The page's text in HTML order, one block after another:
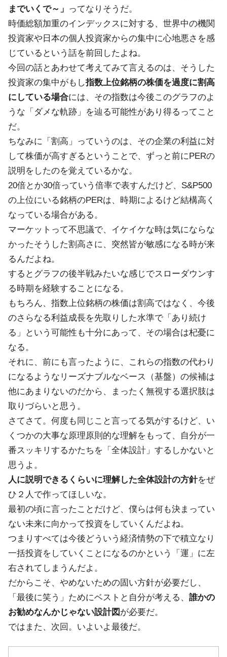
までいくで～」 ってなりそうだ。
時価総額加重のインデックスに対する、世界中の機関
投資家や日本の個人投資家からの集中に心地悪さを感
じているという話を前回したよね。
今回の話とあわせて考えてみて言えるのは、そうした
投資家の集中がもし指数上位銘柄の株価を過度に割高
にしている場合には、その指数は今後このグラフのよ
うな「ダメな軌跡」を辿る可能性があり得るってこと
だ。
ちなみに「割高」っていうのは、その企業の利益に対
して株価が高すぎるということで、ずっと前にPERの
説明をしたのを覚えているかな。
20倍とか30倍っていう倍率で表すんだけど、S&P500
の上位にいる銘柄のPERは、時期によるけど結構高く
なっている場合がある。
マーケットって不思議で、イケイケな時は気にならな
かったそうした割高さに、突然皆が敏感になる時が来
るんだよね。
するとグラフの後半戦みたいな感じでスローダウンす
る時期を経験することになる。
もちろん、指数上位銘柄の株価は割高ではなく、今後
のさらなる利益成長を先取りした水準で「あり続け
る」という可能性も十分にあって、その場合は杞憂に
なる。
それに、前にも言ったように、これらの指数の代わり
になるようなリーズナブルなベース（基盤）の候補は
他にあまりないのだから、まったく無視する選択肢は
取りづらいと思う。
さてさて。何度も同じこと言ってる気がするけど、い
くつかの大事な原理原則的な理解をもって、自分が一
番スッキリするかたちを「全体設計」するしかないと
思うよ。
人に説明できるくらいに理解した全体設計の方針をぜ
ひ２人で作ってほしいな。
最初の頃に言ったことだけど、僕らは何も決まってい
ない未来に向かって投資をしていくんだよね。
つまりすべては今後どういう経済情勢の下で積立なり
一括投資をしていくことになるのかという「運」に左
右されてしまうんだよ。
だからこそ、やめないための固い方針が必要だし、
「最後に笑う」ためにベストと自分が考える、 誰かの
お勧めなんかじゃない設計図 が必要だ。
ではまた、次回。いよいよ最後だ。